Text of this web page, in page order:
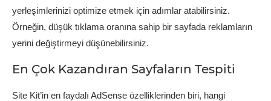
yerleşimlerinizi optimize etmek için adımlar atabilirsiniz.
Örneğin, düşük tıklama oranına sahip bir sayfada reklamların
yerini değiştirmeyi düşünebilirsiniz.
En Çok Kazandıran Sayfaların Tespiti
Site Kit’in en faydalı AdSense özelliklerinden biri, hangi